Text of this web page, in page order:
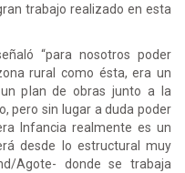
trabajo realizado en esta
“para nosotros poder
rural como ésta, era un
plan de obras junto a la
pero sin lugar a duda poder
Infancia realmente es un
desde lo estructural muy
Agote- donde se trabaja